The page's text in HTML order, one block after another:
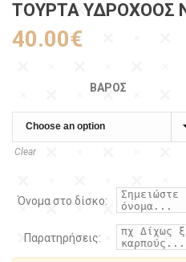
ΤΟΥΡΤΑ ΥΔΡΟΧΌΟΣ
40.00€
ΒΆΡΟΣ
Clear
Όνομα στο δίσκο:
Παρατηρήσεις: